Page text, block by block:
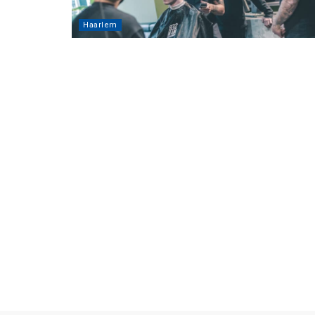
Haarlem